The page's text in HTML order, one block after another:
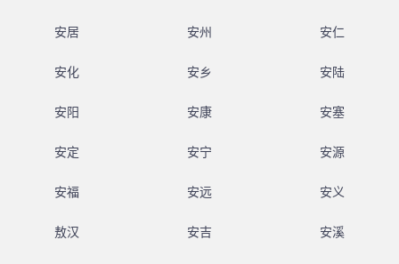
安居 安州 安仁
安化 安乡 安陆
安阳 安康 安塞
安定 安宁 安源
安福 安远 安义
敖汉 安吉 安溪